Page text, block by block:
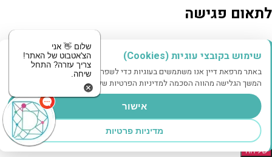
שימוש בקובצי עוגיות (Cookies)
באתר מרפאת דיין אנו משתמשים בעוגיות כדי לשפר את חווית הגלישה שלך.
המשך הגלישה מהווה הסכמה למדיניות הפרטיות שלנו.
אישור
מדיניות פרטיות
שלום 👋 אני
הצ'אטבוט של האתר!
צריך עזרה? התחל
שיחה.
לתאום פגישה
מוזמנים לשלוח לנו הודעה
שם
טלפון
הודעה
שליחה